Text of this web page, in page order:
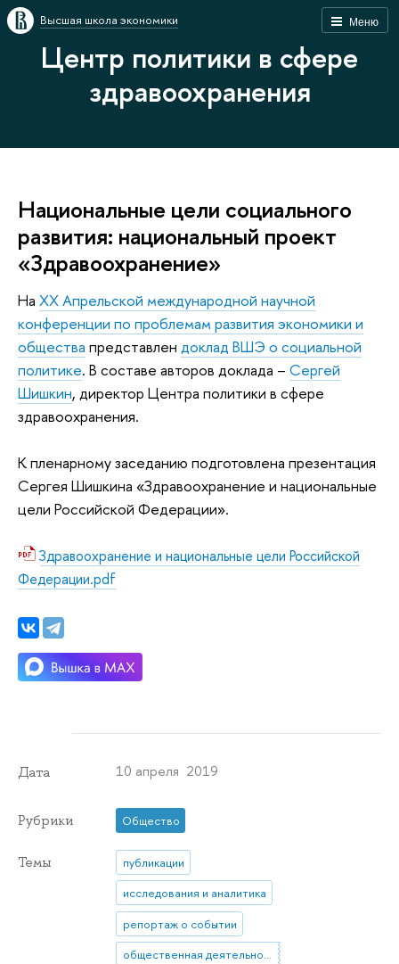
Меню
Высшая школа экономики
Центр политики в сфере
здравоохранения
Национальные цели социального
развития: национальный проект
«Здравоохранение»
На XX Апрельской международной научной
конференции по проблемам развития экономики и
общества представлен доклад ВШЭ о социальной
политике. В составе авторов доклада – Сергей
Шишкин, директор Центра политики в сфере
здравоохранения.
К пленарному заседанию подготовлена презентация
Сергея Шишкина «Здравоохранение и национальные
цели Российской Федерации».
Здравоохранение и национальные цели Российской
Федерации.pdf
Дата 10 апреля 2019
Рубрики Общество
Темы
публикации
исследования и аналитика
репортаж о событии
общественная деятельность